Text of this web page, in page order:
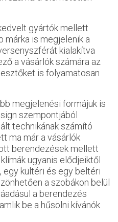
gyártók mellett
márka is megjelenik a
kialakítva
a vásárlók számára az
is folyamatosan
megjelenési formájuk is
szempontjából
technikának számító
ma már a vásárlók
berendezések mellett
ugyanis elődjeiktől
egy kültéri és egy beltéri
a szobákon belül
a berendezés
be a hűsölni kívánók